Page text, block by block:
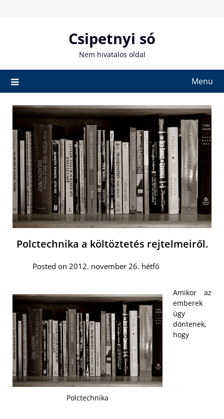
Csipetnyi só
Nem hivatalos oldal
Menu
Polctechnika a költöztetés rejtelmeiről.
Posted on 2012. november 26. hétfő
Polctechnika
Amikor az
emberek
úgy
döntenek,
hogy